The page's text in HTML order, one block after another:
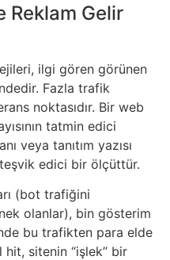
Reklam Gelir
ilgi gören görünen
Fazla trafik
noktasıdır. Bir web
tatmin edici
veya tanıtım yazısı
edici bir ölçüttür.
(bot trafiğini
olanlar), bin gösterim
bu trafikten para elde
sitenin “işlek” bir